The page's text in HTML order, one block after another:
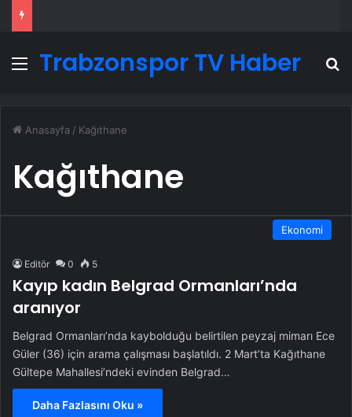
Menü
Trabzonspor TV Haber
Anasayfa / Kağıthane
Kağıthane
Ekonomi
Editör 0 5
Kayıp kadın Belgrad Ormanları’nda
aranıyor
Belgrad Ormanları’nda kaybolduğu belirtilen peyzaj mimarı Ece
Güler (36) için arama çalışması başlatıldı. 2 Mart’ta Kağıthane
Gültepe Mahallesi’ndeki evinden Belgrad…
Daha Fazlasını Oku »